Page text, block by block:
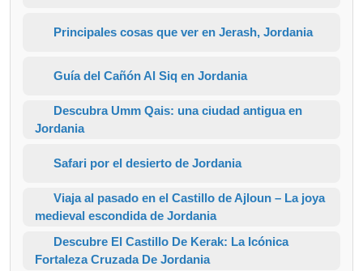
Principales cosas que ver en Jerash, Jordania
Guía del Cañón Al Siq en Jordania
Descubra Umm Qais: una ciudad antigua en
Jordania
Safari por el desierto de Jordania
Viaja al pasado en el Castillo de Ajloun – La joya
medieval escondida de Jordania
Descubre El Castillo De Kerak: La Icónica
Fortaleza Cruzada De Jordania